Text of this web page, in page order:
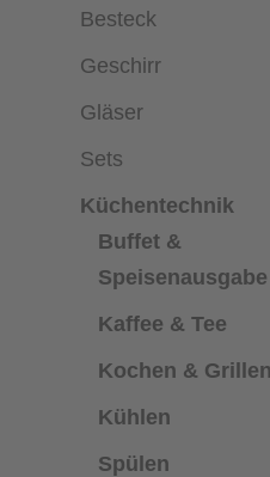
Besteck
Geschirr
Gläser
Sets
Küchentechnik
Buffet &
Speisenausgabe
Kaffee & Tee
Kochen & Grillen
Kühlen
Spülen